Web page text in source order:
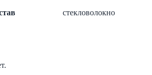
стекловолокно